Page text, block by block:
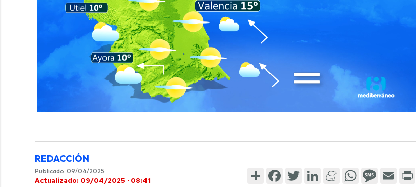
0
secondsVolume
REDACCIÓN
Publicado: 09/04/2025
Actualizado: 09/04/2025 · 08:41
ShareFacebook
TwitterLinkedInMeneame
WhatsApp
Message
Email